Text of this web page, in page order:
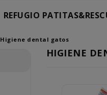
REFUGIO
Higiene dental gatos
HIGIENE